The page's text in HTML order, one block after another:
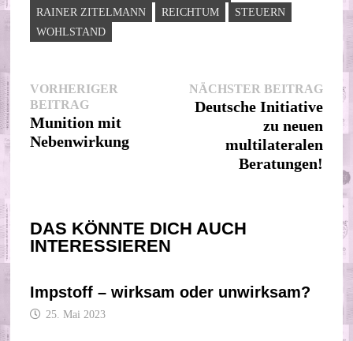
RAINER ZITELMANN
REICHTUM
STEUERN
WOHLSTAND
Beitragsnavigation
VORHERIGER
BEITRAGVorheriger
Beitrag:
Munition mit
Nebenwirkung
NÄCHSTER BEITRAG
Deutsche Initiative
zu neuen
multilateralen
Beratungen!
DAS KÖNNTE DICH AUCH
INTERESSIEREN
Impstoff – wirksam oder unwirksam?
25. Mai 2023